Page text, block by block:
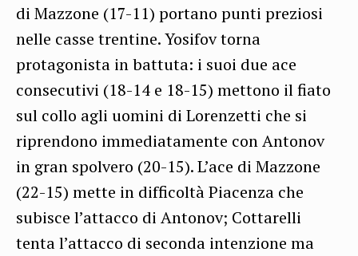
di Mazzone (17-11) portano punti preziosi
nelle casse trentine. Yosifov torna
protagonista in battuta: i suoi due ace
consecutivi (18-14 e 18-15) mettono il fiato
sul collo agli uomini di Lorenzetti che si
riprendono immediatamente con Antonov
in gran spolvero (20-15). L’ace di Mazzone
(22-15) mette in difficoltà Piacenza che
subisce l’attacco di Antonov; Cottarelli
tenta l’attacco di seconda intenzione ma